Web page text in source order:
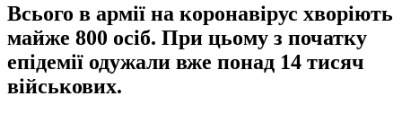
Всього в армії на коронавірус хворіють
майже 800 осіб. При цьому з початку
епідемії одужали вже понад 14 тисяч
військових.